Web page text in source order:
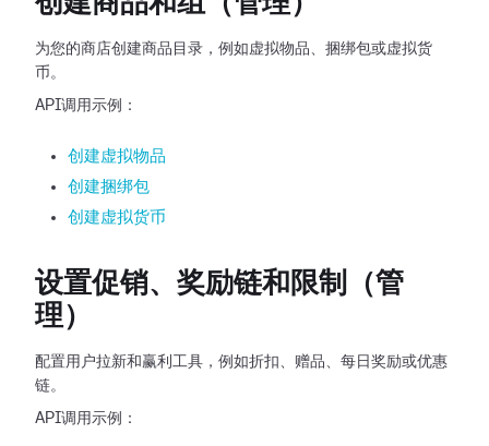
为您的商店创建商品目录，例如虚拟物品、捆绑包或虚拟货
币。
API调用示例：
创建虚拟物品
创建捆绑包
创建虚拟货币
设置促销、奖励链和限制（管
理）
配置用户拉新和赢利工具，例如折扣、赠品、每日奖励或优惠
链。
API调用示例：